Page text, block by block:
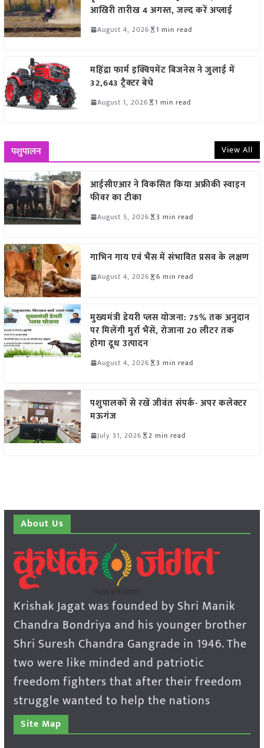
आखिरी तारीख 4 अगस्त, जल्द करें अप्लाई
August 4, 2026 1 min read
महिंद्रा फार्म इक्विपमेंट बिजनेस ने जुलाई में
32,643 ट्रैक्टर बेचे
August 1, 2026 1 min read
पशुपालन View All
आईसीएआर ने विकसित किया अफ्रीकी स्वाइन
फीवर का टीका
August 5, 2026 3 min read
गाभिन गाय एवं भैंस में संभावित प्रसव के लक्षण
August 4, 2026 6 min read
मुख्यमंत्री डेयरी प्लस योजना: 75% तक अनुदान
पर मिलेंगी मुर्रा भैंसें, रोजाना 20 लीटर तक
होगा दूध उत्पादन
August 4, 2026 3 min read
पशुपालकों से रखें जीवंत संपर्क- अपर कलेक्टर
मऊगंज
July 31, 2026 2 min read
About Us
Krishak Jagat was founded by Shri Manik
Chandra Bondriya and his younger brother
Shri Suresh Chandra Gangrade in 1946. The
two were like minded and patriotic
freedom fighters that after their freedom
struggle wanted to help the nations
Site Map